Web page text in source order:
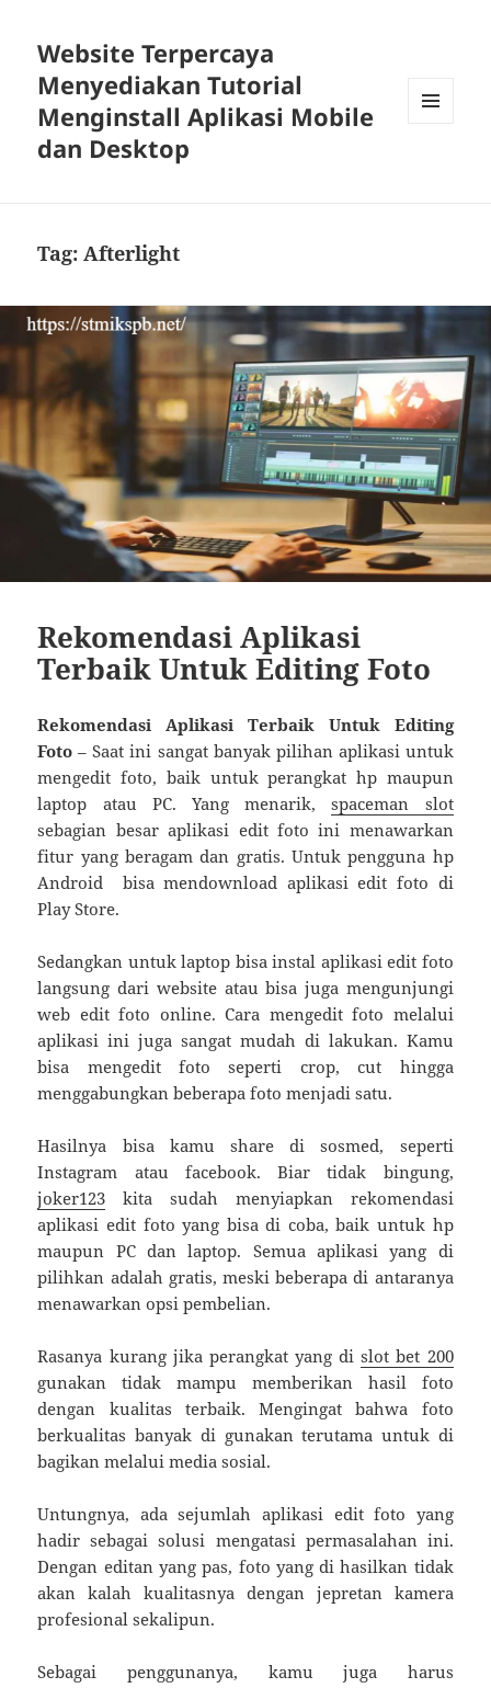
Website Terpercaya
Menyediakan Tutorial
Menginstall Aplikasi Mobile
dan Desktop
Tag:Afterlight
Rekomendasi Aplikasi
Terbaik Untuk Editing Foto
Rekomendasi Aplikasi Terbaik Untuk Editing
Foto – Saat ini sangat banyak pilihan aplikasi untuk
mengedit foto, baik untuk perangkat hp maupun
laptop atau PC. Yang menarik,spaceman slot
sebagian besar aplikasi edit foto ini menawarkan
fitur yang beragam dan gratis. Untuk pengguna hp
Android bisa mendownload aplikasi edit foto di
Play Store.
Sedangkan untuk laptop bisa instal aplikasi edit foto
langsung dari website atau bisa juga mengunjungi
web edit foto online. Cara mengedit foto melalui
aplikasi ini juga sangat mudah di lakukan. Kamu
bisa mengedit foto seperti crop, cut hingga
menggabungkan beberapa foto menjadi satu.
Hasilnya bisa kamu share di sosmed, seperti
Instagram atau facebook. Biar tidak bingung,
joker123 kita sudah menyiapkan rekomendasi
aplikasi edit foto yang bisa di coba, baik untuk hp
maupun PC dan laptop. Semua aplikasi yang di
pilihkan adalah gratis, meski beberapa di antaranya
menawarkan opsi pembelian.
Rasanya kurang jika perangkat yang dislot bet 200
gunakan tidak mampu memberikan hasil foto
dengan kualitas terbaik. Mengingat bahwa foto
berkualitas banyak di gunakan terutama untuk di
bagikan melalui media sosial.
Untungnya, ada sejumlah aplikasi edit foto yang
hadir sebagai solusi mengatasi permasalahan ini.
Dengan editan yang pas, foto yang di hasilkan tidak
akan kalah kualitasnya dengan jepretan kamera
profesional sekalipun.
Sebagai penggunanya, kamu juga harus